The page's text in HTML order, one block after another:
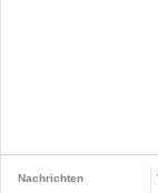
Nachrichten